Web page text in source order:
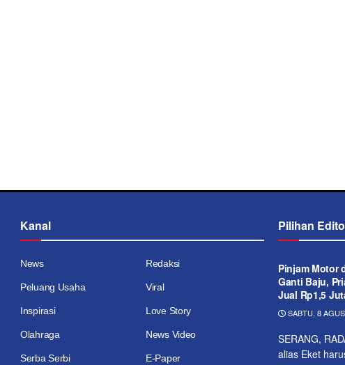
Kanal
News Redaksi
Peluang Usaha Viral
Inspirasi Love Story
Olahraga News Video
Serba Serbi E-Paper
Pilihan
Pinjam Motor
Ganti Baju,
Jual Rp1,5
SABTU, 8
SERANG,
alias Eket